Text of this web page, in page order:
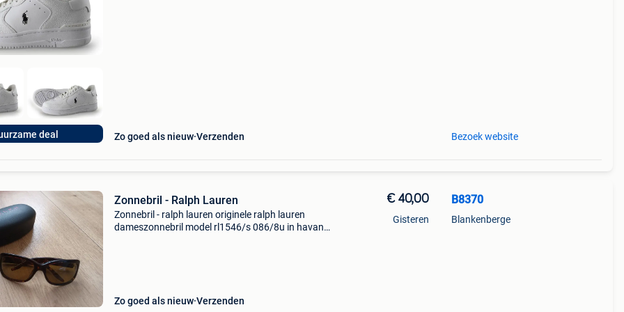
deal Zo goed als nieuw Verzenden Bezoek website
Zonnebril - Ralph Lauren
Zonnebril - ralph lauren originele ralph lauren
dameszonnebril model rl1546/s 086/8u in havana-
Zo goed als nieuw Verzenden
€ 40,00
Gisteren
B8370
Blankenberge